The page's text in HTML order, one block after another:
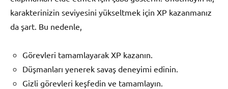
karakterinizin seviyesini yükseltmek için XP kazanmanız
da şart. Bu nedenle,
Görevleri tamamlayarak XP kazanın.
Düşmanları yenerek savaş deneyimi edinin.
Gizli görevleri keşfedin ve tamamlayın.